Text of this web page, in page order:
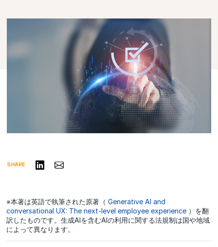
SHARE リンクトインで共有する
Share via Email
※本著は英語で執筆された原著（Generative AI and
conversational UX: The next-level employee experience ）を翻
訳したものです。生成AIを含むAIの利用に関する法規制は国や地域
によって異なります。